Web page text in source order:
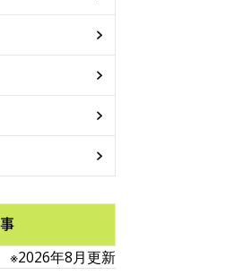
※2026年8月更新